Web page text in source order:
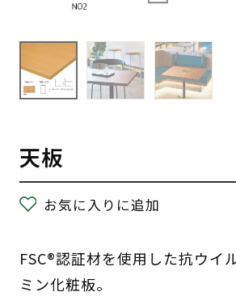
天板
お気に入りに追加
FSC®認証材を使用した抗ウイ
ミン化粧板。